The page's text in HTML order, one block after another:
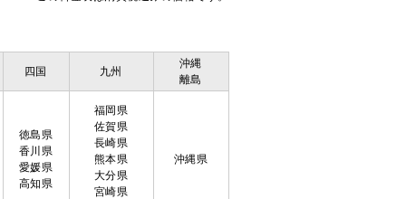
四国 九州
沖縄
離島
徳島県
香川県
愛媛県
高知県
福岡県
佐賀県
長崎県
熊本県
大分県
宮崎県
沖縄県